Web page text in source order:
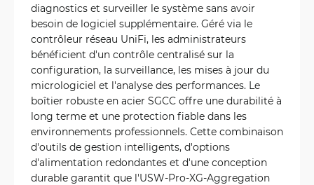
diagnostics et surveiller le système sans avoir
besoin de logiciel supplémentaire. Géré via le
contrôleur réseau UniFi, les administrateurs
bénéficient d'un contrôle centralisé sur la
configuration, la surveillance, les mises à jour du
micrologiciel et l'analyse des performances. Le
boîtier robuste en acier SGCC offre une durabilité à
long terme et une protection fiable dans les
environnements professionnels. Cette combinaison
d'outils de gestion intelligents, d'options
d'alimentation redondantes et d'une conception
durable garantit que l'USW-Pro-XG-Aggregation